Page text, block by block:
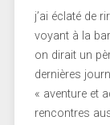
j’ai éclaté de
voyant à la
on dirait un
dernières
« aventure et
rencontres